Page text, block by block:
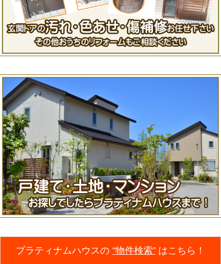
プラティナムハウスの “物件検索” はこちら！